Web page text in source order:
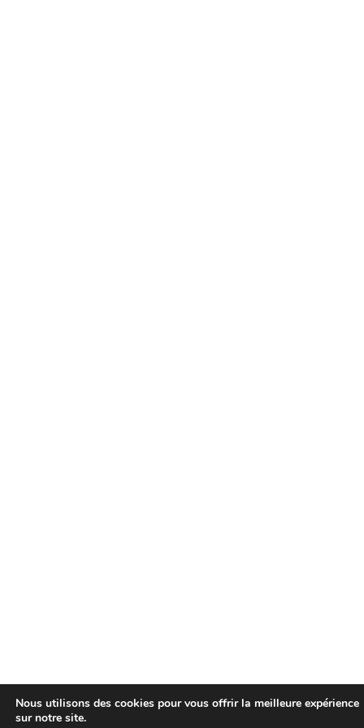
Nous utilisons des cookies pour vous offrir la meilleure expérience
sur notre site.